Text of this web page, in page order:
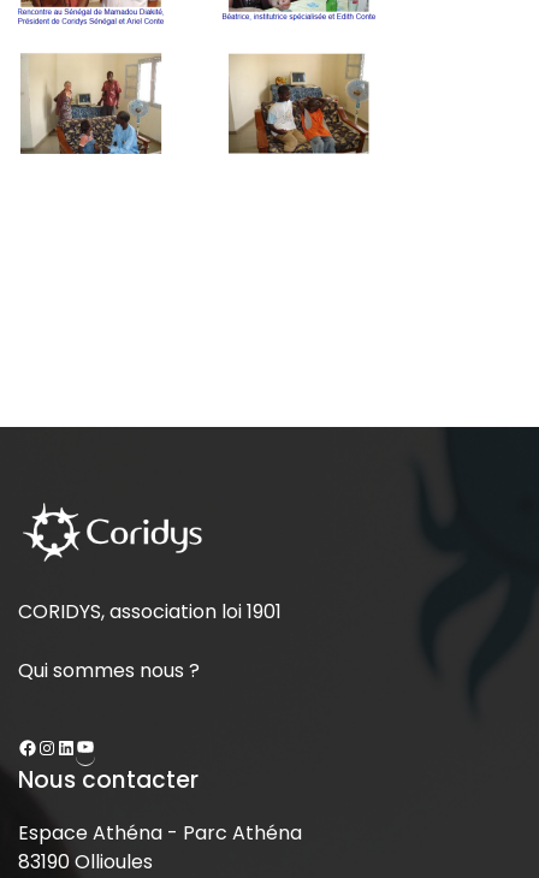
CORIDYS, association loi 1901
Qui sommes nous ?
Nous contacter
Espace Athéna - Parc Athéna
83190 Ollioules